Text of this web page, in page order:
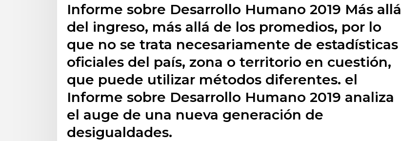
Informe sobre Desarrollo Humano 2019 Más allá
del ingreso, más allá de los promedios, por lo
que no se trata necesariamente de estadísticas
oficiales del país, zona o territorio en cuestión,
que puede utilizar métodos diferentes. el
Informe sobre Desarrollo Humano 2019 analiza
el auge de una nueva generación de
desigualdades.